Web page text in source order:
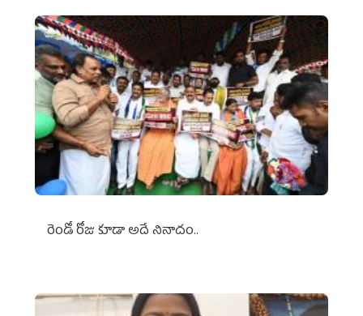
రెండో రోజు కూడా అదే నినాదం..